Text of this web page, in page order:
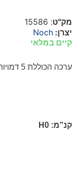
מק"ט: 15586
יצרן: Noch
קיים במלאי
ערכה הכוללת 5 דמויות של אנשים עפ כילים העובדים בגינה ופח זבל אחד.
קנ”מ: H0